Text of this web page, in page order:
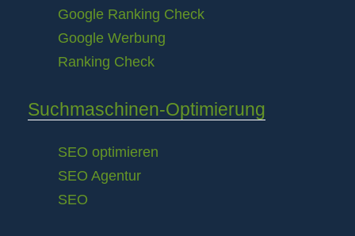
Google Ranking Check
Google Werbung
Ranking Check
Suchmaschinen-Optimierung
SEO optimieren
SEO Agentur
SEO